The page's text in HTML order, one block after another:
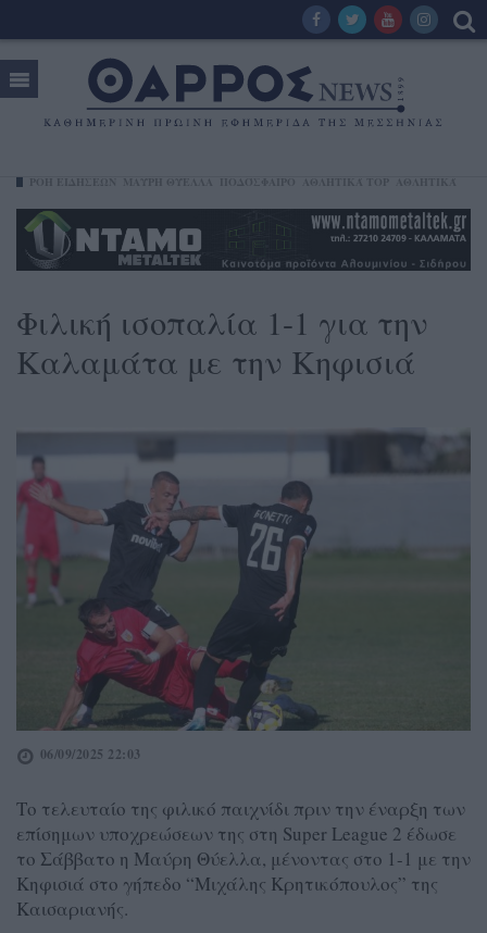
Φιλική ισοπαλία 1-1 για την
Καλαμάτα με την Κηφισιά
06/09/2025 22:03
Το τελευταίο της φιλικό παιχνίδι πριν την έναρξη των
επίσημων υποχρεώσεων της στη Super League 2 έδωσε
το Σάββατο η Μαύρη Θύελλα, μένοντας στο 1-1 με την
Κηφισιά στο γήπεδο “Μιχάλης Κρητικόπουλος” της
Καισαριανής.